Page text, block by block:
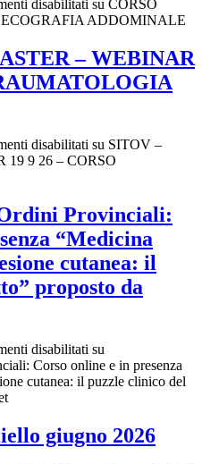
disabilitati su CORSO
ADDOMINALE
– WEBINAR
disabilitati su SITOV –
9 26 – CORSO
Provinciali:
“Medicina
cutanea: il
proposto da
disabilitati su
Corso online e in presenza
cutanea: il puzzle clinico del
giugno 2026